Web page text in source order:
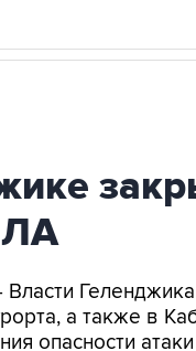
Власти
а также в
опасности